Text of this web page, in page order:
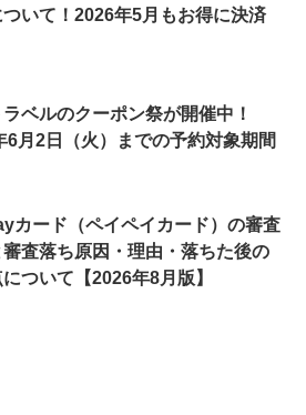
いて！2026年5月もお得に決済
ベルのクーポン祭が開催中！
6月2日（火）までの予約対象期間
カード（ペイペイカード）の審査
査落ち原因・理由・落ちた後の
ついて【2026年8月版】